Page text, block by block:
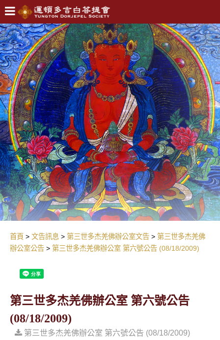
首頁 文告訊息 第三世多杰羌佛辦公室文告
第三世多杰羌佛
辦公室公告
第三世多杰羌佛辦公室 第六號公告 (08/18/2009)
第三世多杰羌佛辦公室 第六號公告
(08/18/2009)
第三世多杰羌佛辦公室 第六號公告 (08/18/2009)